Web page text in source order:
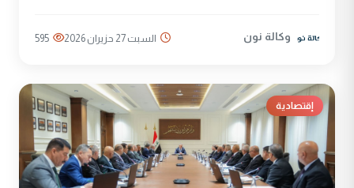
وكالة نون السبت 27 حزيران 2026 595
إقتصادية